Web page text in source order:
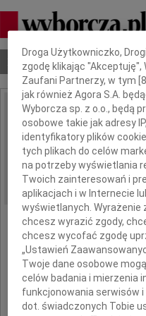
Nekrologi Odeszli
IMIĘ I NAZWISKO:
REGION: Katowice
DATA EMISJI: 23.12.2022
składamy
Dbamy o Twoją prywatność
Droga Użytkowniczko,
zgodę klikając "Akceptuję",
Zaufani Partnerzy, w tym [
jak również Agora S.A.
Wyborcza sp. z o.o., będą
osobowe takie jak adresy
identyfikatory plików
tych plikach do celów
na potrzeby wyświetlania
Twoich zainteresowań i
aplikacjach i w Internecie
wyświetlanych. Wyrażenie
chcesz wyrazić zgody,
chcesz wycofać zgodę
„Ustawień
Twoje dane osobowe
celów badania i mierzenia
funkcjonowania serwisów i
dot. świadczonych Tobie